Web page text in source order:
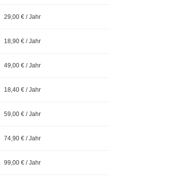
29,00 € / Jahr
18,90 € / Jahr
49,00 € / Jahr
18,40 € / Jahr
59,00 € / Jahr
74,90 € / Jahr
99,00 € / Jahr